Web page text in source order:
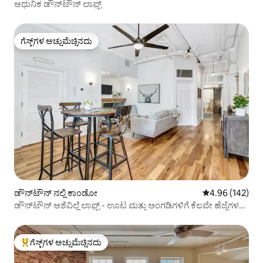
ಆಧುನಿಕ ಡೌನ್‌ಟೌನ್ ಲಾಫ್ಟ್
ಗೆಸ್ಟ್‌ಗಳ ಅಚ್ಚುಮೆಚ್ಚಿನದು
ಗೆಸ್ಟ್‌ಗಳ ಅಚ್ಚುಮೆಚ್ಚಿನದು
ಡೌನ್‌ಟೌನ್ ನಲ್ಲಿ ಕಾಂಡೋ 5 ರಲ್ಲಿ 4.96
4.96 (142)
ಡೌನ್‌ಟೌನ್ ಆಶೆವಿಲ್ಲೆ ಲಾಫ್ಟ್ - ಊಟ ಮತ್ತು ಅಂಗಡಿಗಳಿಗೆ ಕೆಲವೇ ಹೆಜ್ಜೆಗಳ
ಗೆಸ್ಟ್‌ಗಳಿಗೆ ಅತಿ ಹೆಚ್ಚು ಅಚ್ಚುಮೆಚ್ಚಿನದು
ಗೆಸ್ಟ್‌ಗಳ ಅಚ್ಚುಮೆಚ್ಚಿನದು